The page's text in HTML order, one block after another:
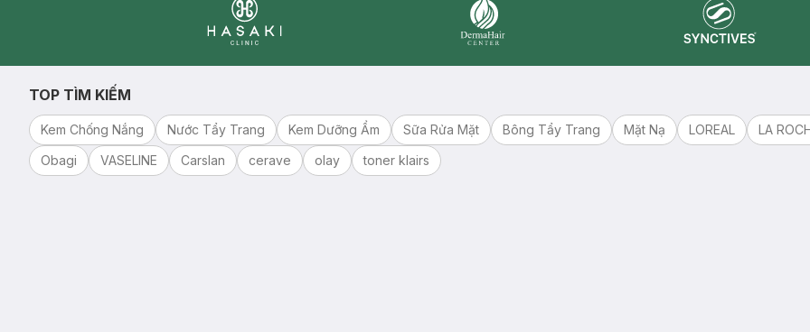
TOP TÌM KIẾM
Kem Chống Nắng Nước Tẩy Trang Kem Dưỡng Ẩm Sữa Rửa Mặt Bông Tẩy Trang Mặt Nạ LOREAL LA
Obagi
VASELINE Carslan cerave olay toner klairs